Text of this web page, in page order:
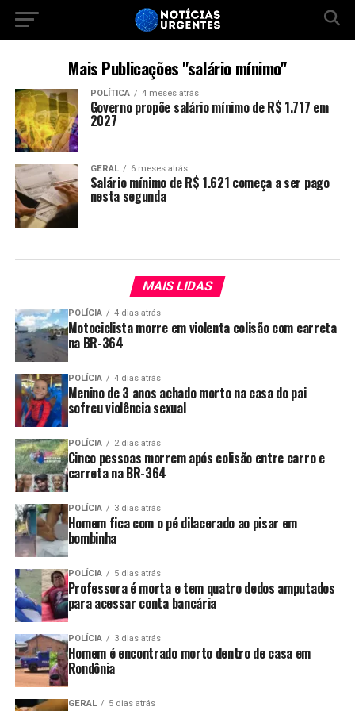
Mais Publicações "salário mínimo"
POLÍTICA 4 meses atrás
Governo propõe salário mínimo de R$ 1.717 em
2027
GERAL 6 meses atrás
Salário mínimo de R$ 1.621 começa a ser pago
nesta segunda
MAIS LIDAS
POLÍCIA 4 dias atrás
Motociclista morre em violenta colisão com carreta
na BR-364
POLÍCIA 4 dias atrás
Menino de 3 anos achado morto na casa do pai
sofreu violência sexual
POLÍCIA 2 dias atrás
Cinco pessoas morrem após colisão entre carro e
carreta na BR-364
POLÍCIA 3 dias atrás
Homem fica com o pé dilacerado ao pisar em
bombinha
POLÍCIA 5 dias atrás
Professora é morta e tem quatro dedos amputados
para acessar conta bancária
POLÍCIA 3 dias atrás
Homem é encontrado morto dentro de casa em
Rondônia
GERAL 5 dias atrás